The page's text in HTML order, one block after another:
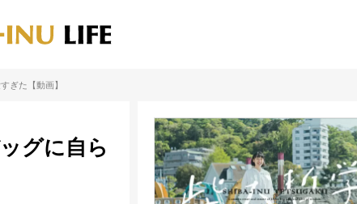
ぎた【動画】
グに自ら